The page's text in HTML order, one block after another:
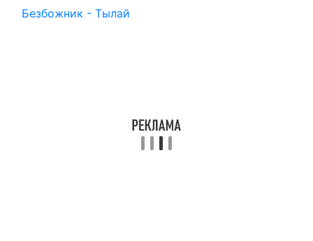
Безбожник - Тылай